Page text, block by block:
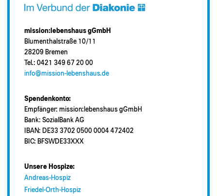
mission:lebenshaus gGmbH
Blumenthalstraße 10/11
28209 Bremen
Tel.: 0421 349 67 20 00
info@mission-lebenshaus.de
Spendenkonto:
Empfänger: mission:lebenshaus gGmbH
Bank: SozialBank AG
IBAN: DE33 3702 0500 0004 472402
BIC: BFSWDE33XXX
Unsere Hospize:
Andreas-Hospiz
Friedel-Orth-Hospiz